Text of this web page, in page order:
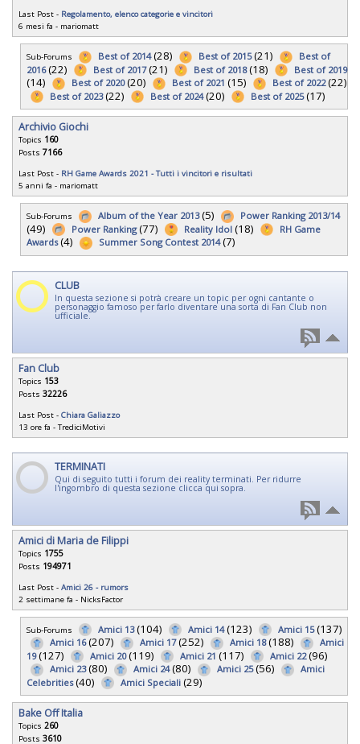
Last Post - Regolamento, elenco categorie e vincitori
6 mesi fa - mariomatt
Sub-Forums Best of 2014(28) Best of 2015(21)
Best of
2016(22) Best of 2017(21) Best of 2018(18) Best of 2019
(14) Best of 2020(20) Best of 2021 (15) Best of 2022(22)
Best of 2023(22) Best of 2024(20) Best of 2025(17)
Archivio Giochi
Topics 160
Posts 7166
Last Post - RH Game Awards 2021 - Tutti i vincitori e risultati
5 anni fa - mariomatt
Sub-Forums Album of the Year 2013(5) Power Ranking 2013/14
(49) Power Ranking(77) Reality Idol (18)
RH Game
Awards(4) Summer Song Contest 2014(7)
CLUB
In questa sezione si potrà creare un topic per ogni cantante o
personaggio famoso per farlo diventare una sorta di Fan Club non
ufficiale.
Fan Club
Topics 153
Posts 32226
Last Post - Chiara Galiazzo
13 ore fa - TrediciMotivi
TERMINATI
Qui di seguito tutti i forum dei reality terminati. Per ridurre
l'ingombro di questa sezione clicca qui sopra.
Amici di Maria de Filippi
Topics 1755
Posts 194971
Last Post - Amici 26 - rumors
2 settimane fa - NicksFactor
Sub-Forums Amici 13(104) Amici 14(123) Amici 15(137)
Amici 16(207) Amici 17(252) Amici 18(188)
Amici
19(127) Amici 20(119) Amici 21 (117) Amici 22(96)
Amici 23(80) Amici 24(80) Amici 25(56)
Amici
Celebrities(40) Amici Speciali (29)
Bake Off Italia
Topics 260
Posts 3610